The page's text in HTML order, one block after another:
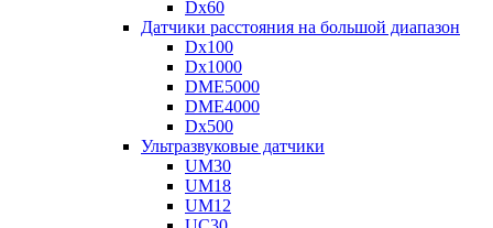
Dx60
Датчики расстояния на большой диапазон
Dx100
Dx1000
DME5000
DME4000
Dx500
Ультразвуковые датчики
UM30
UM18
UM12